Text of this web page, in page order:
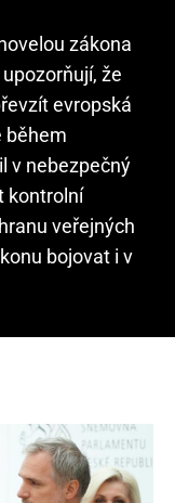
zákona
že
evropská
během
v nebezpečný
kontrolní
veřejných
bojovat i v